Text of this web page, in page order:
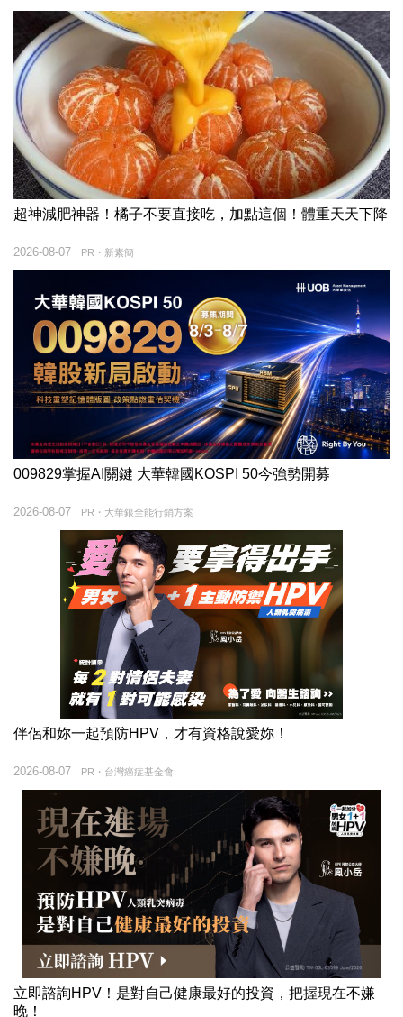
超神減肥神器！橘子不要直接吃，加點這個！體重天天下降
PR・新素簡
2026-08-07
009829掌握AI關鍵 大華韓國KOSPI 50今強勢開募
PR・大華銀全能行銷方案
2026-08-07
伴侶和妳一起預防HPV，才有資格說愛妳！
PR・台灣癌症基金會
2026-08-07
立即諮詢HPV！是對自己健康最好的投資，把握現在不嫌
晚！